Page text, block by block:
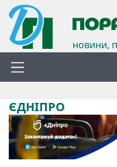
новини,
ЄДНІПРО